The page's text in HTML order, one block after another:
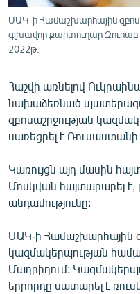
ԱՐԽԻՎ
ՏԵՍԱՆՅՈՒԹԵՐ
ՁԳՏԵԼՈՎ
ՓՈԴՔԱՍԹ
English
Русский
ՀԵՏԵՎԵՔ ՄԵԶ
ՄԱԿ-ի Համաշխարհային
գլխավոր քարտուղար Զուրաբ
2022թ.
Հաշվի առնելով
նախաձեռնած
զբոսաշրջության
սառեցրել է Ռուսաստանի
Կառույցն այդ մասին
Մոսկվան հայտարարել է,
անդամությունը:
ՄԱԿ-ի Համաշխարհային
կազմակերպության
Մադրիդում:
երրորդը սատարել է